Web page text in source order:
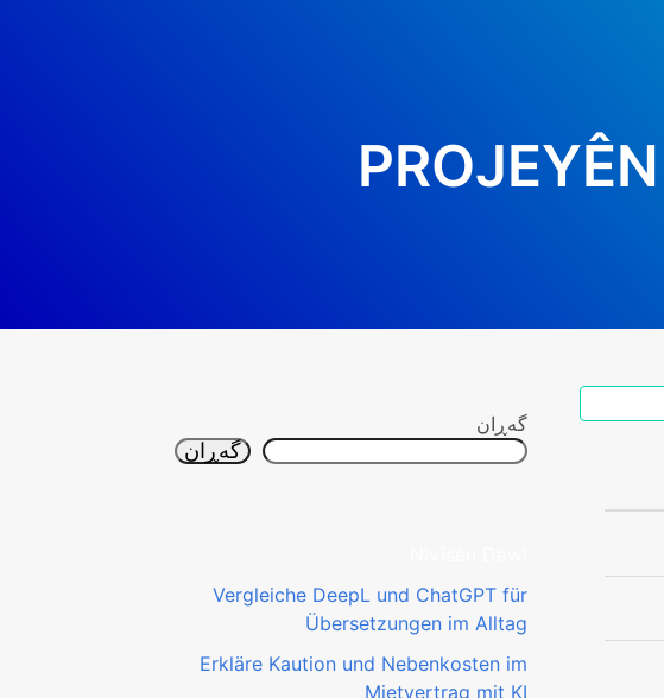
گه‌ڕان
گه‌ڕان
Vergleiche DeepL und ChatGPT für
Übersetzungen im Alltag
Erkläre Kaution und Nebenkosten im
Mietvertrag mit KI